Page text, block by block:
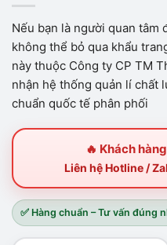
Nếu bạn là người quan tâm
không thể bỏ qua khẩu
này thuộc Công ty CP TM
nhận hệ thống quản lí chất
chuẩn quốc tế phân phối
🔥 Khách
Liên hệ Hotline /
✅ Hàng chuẩn – Tư vấn đúng